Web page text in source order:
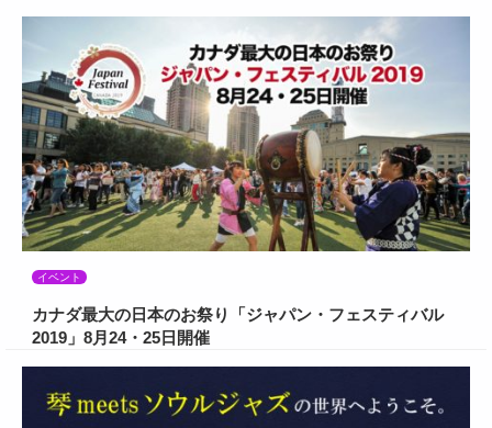
イベント
カナダ最大の日本のお祭り「ジャパン・フェスティバル
2019」8月24・25日開催